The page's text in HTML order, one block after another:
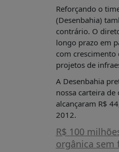
Reforçando o
(Desenbahia)
contrário. O
longo prazo em
com
projetos de
A Desenbahia
nossa carteira
alcançaram R$
2012.
R$ 100
orgânica sem